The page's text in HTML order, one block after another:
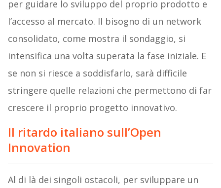
per guidare lo sviluppo del proprio prodotto e
l’accesso al mercato. Il bisogno di un network
consolidato, come mostra il sondaggio, si
intensifica una volta superata la fase iniziale. E
se non si riesce a soddisfarlo, sarà difficile
stringere quelle relazioni che permettono di far
crescere il proprio progetto innovativo.
Il ritardo italiano sull’Open
Innovation
Al di là dei singoli ostacoli, per sviluppare un